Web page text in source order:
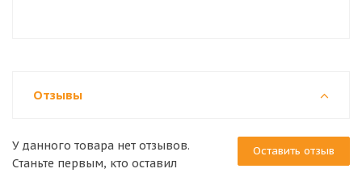
Отзывы
Оставить отзыв
У данного товара нет отзывов.
Станьте первым, кто оставил